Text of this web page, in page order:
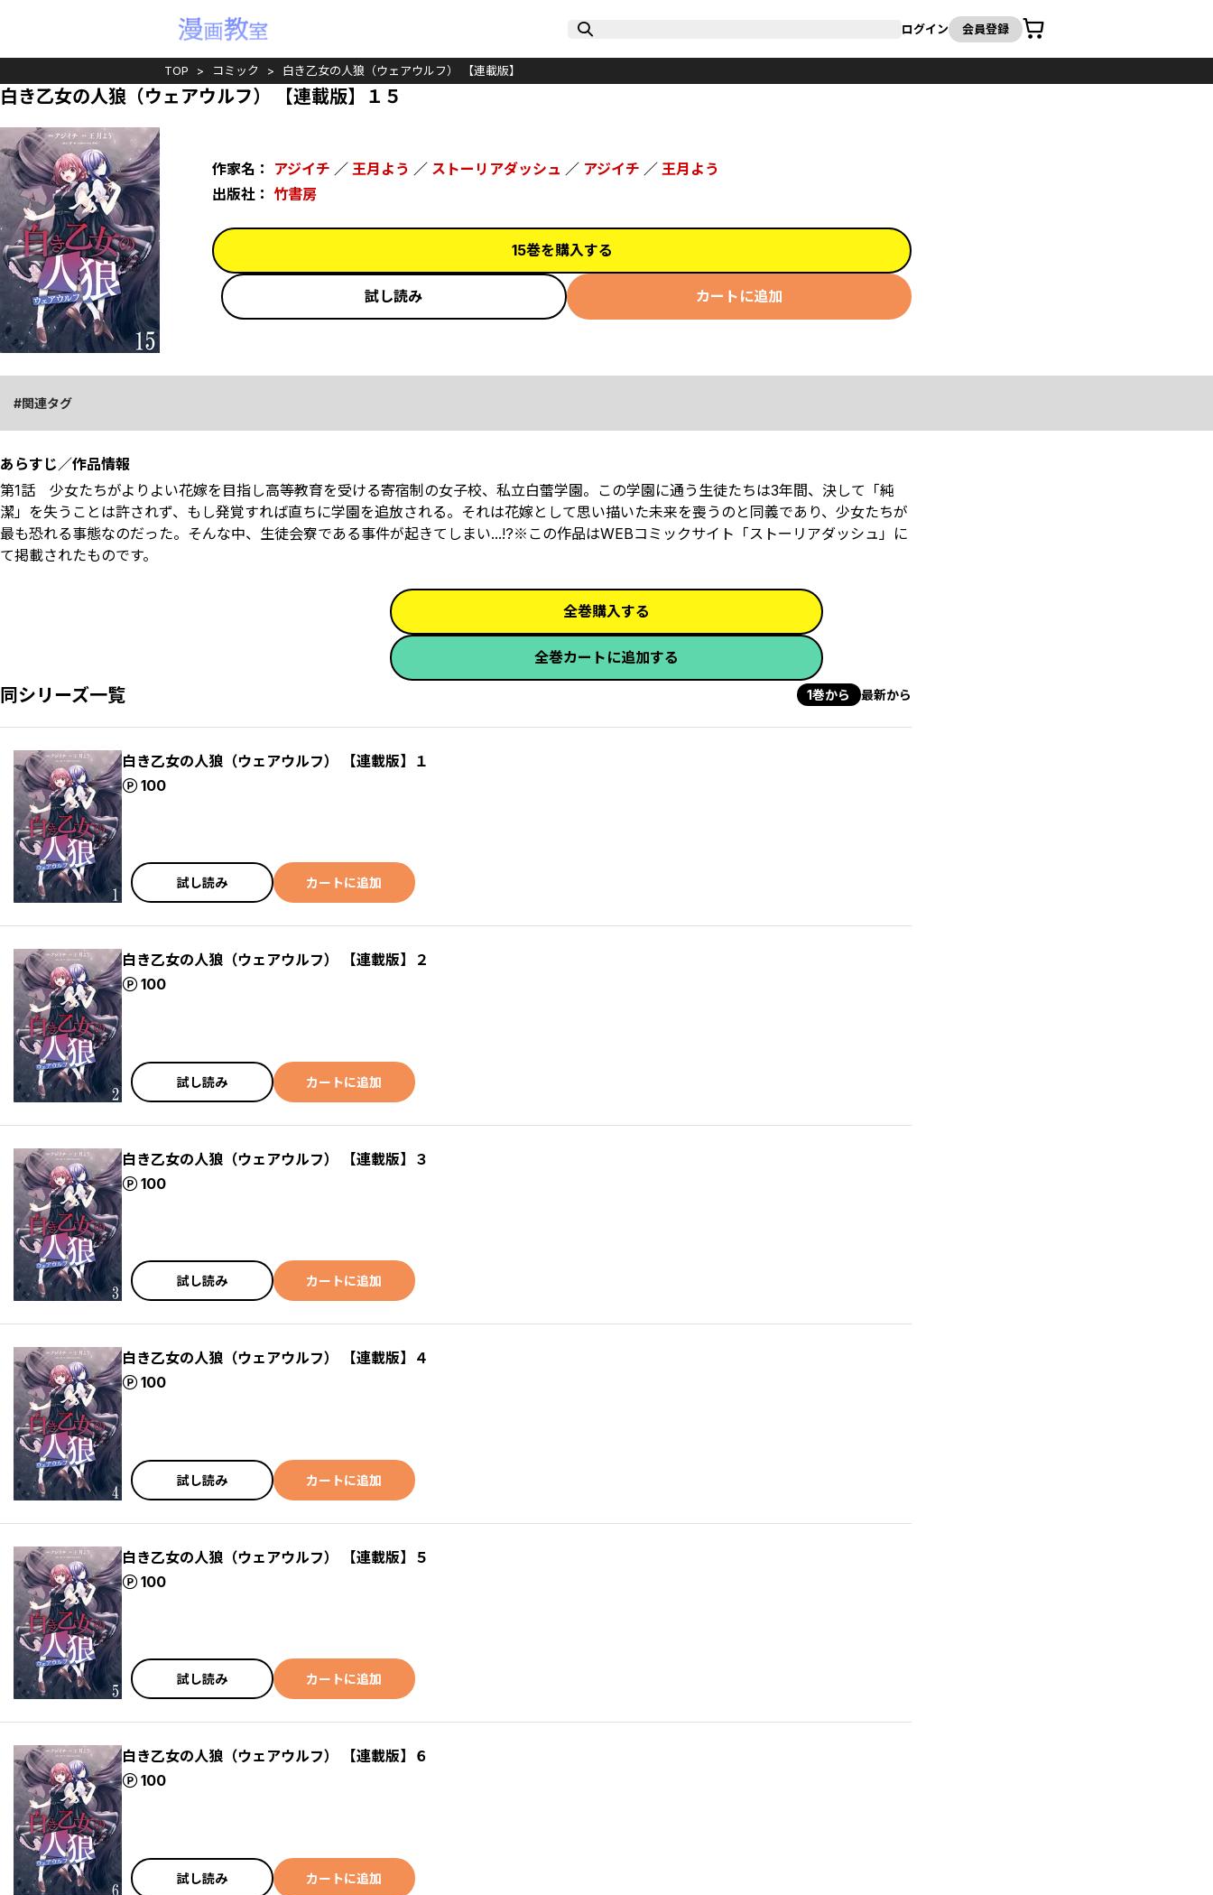
ログイン 会員登録
カート
TOP コミック 白き乙女の人狼（ウェアウルフ） 【連載版】
白き乙女の人狼（ウェアウルフ） 【連載版】１５
作家名： アジイチ ／ 王月よう ／ ストーリアダッシュ ／ アジイチ ／ 王月よう
出版社： 竹書房
15巻を購入する
試し読み カートに追加
関連タグ
あらすじ／作品情報
第1話 少女たちがよりよい花嫁を目指し高等教育を受ける寄宿制の女子校、私立白蕾学園。この学園に通う生徒たちは3年間、決して「純
潔」を失うことは許されず、もし発覚すれば直ちに学園を追放される。それは花嫁として思い描いた未来を喪うのと同義であり、少女たちが
最も恐れる事態なのだった。そんな中、生徒会寮である事件が起きてしまい...!?※この作品はWEBコミックサイト「ストーリアダッシュ」に
て掲載されたものです。
全巻購入する
全巻カートに追加する
同シリーズ一覧 1巻から 最新から
白き乙女の人狼（ウェアウルフ） 【連載版】１
100
ポイント
試し読み カートに追加
白き乙女の人狼（ウェアウルフ） 【連載版】２
100
ポイント
試し読み カートに追加
白き乙女の人狼（ウェアウルフ） 【連載版】３
100
ポイント
試し読み カートに追加
白き乙女の人狼（ウェアウルフ） 【連載版】４
100
ポイント
試し読み カートに追加
白き乙女の人狼（ウェアウルフ） 【連載版】５
100
ポイント
試し読み カートに追加
白き乙女の人狼（ウェアウルフ） 【連載版】６
100
ポイント
試し読み カートに追加